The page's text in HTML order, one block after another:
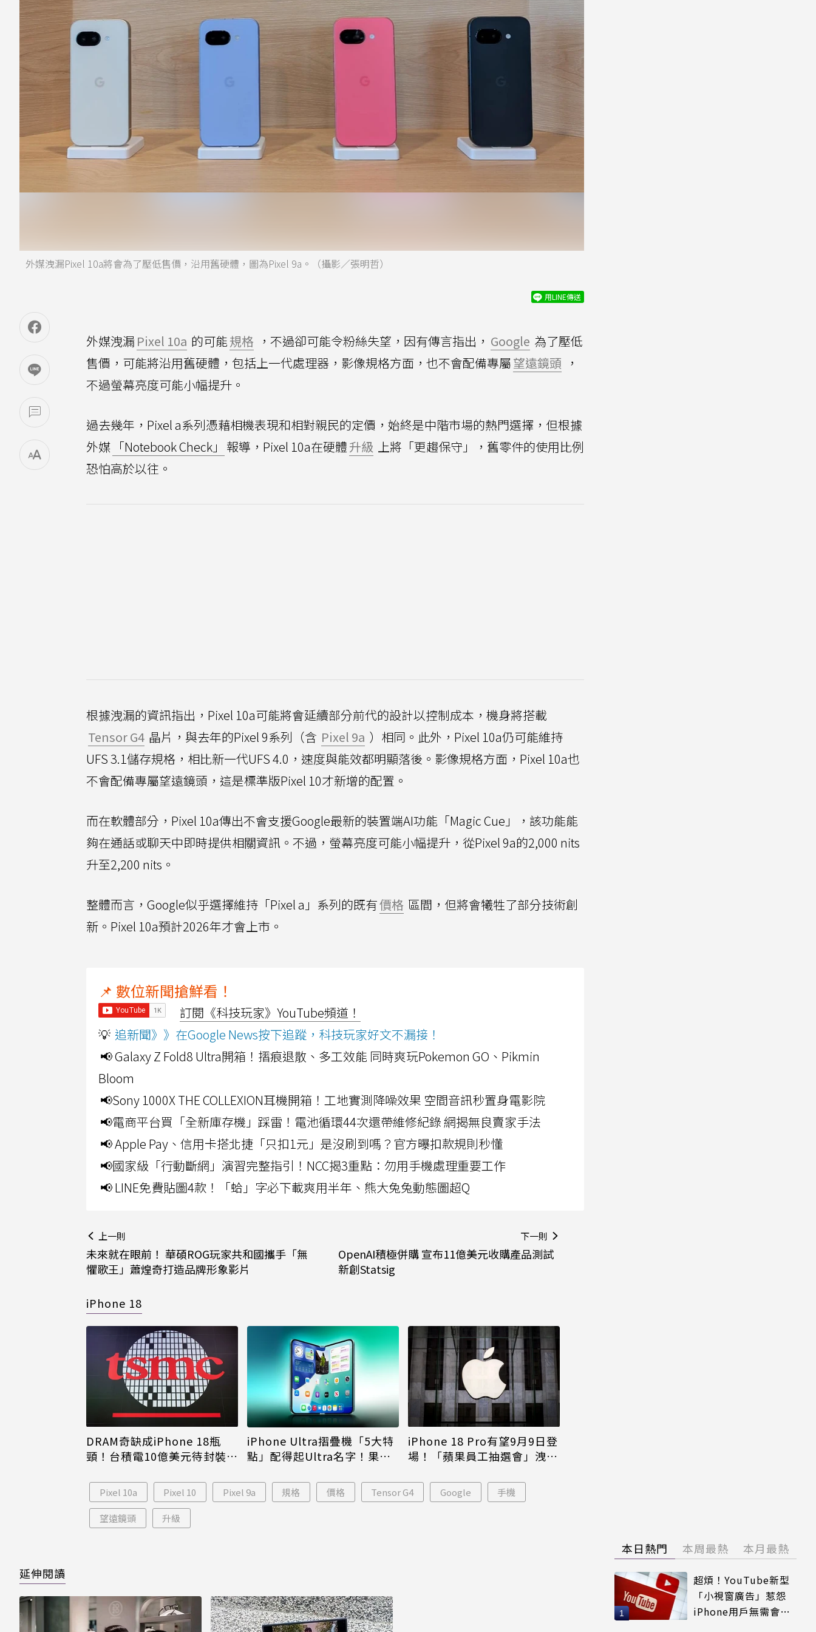
外媒洩漏Pixel 10a將會為了壓低售價，沿用舊硬體，圖為Pixel 9a。（攝影／張明哲）
用LINE傳送
外媒洩漏 Pixel 10a 的可能規格 ，不過卻可能令粉絲失望，因有傳言指出， Google 為了壓低
售價，可能將沿用舊硬體，包括上一代處理器，影像規格方面，也不會配備專屬望遠鏡頭 ，
不過螢幕亮度可能小幅提升。
過去幾年，Pixel a系列憑藉相機表現和相對親民的定價，始終是中階市場的熱門選擇，但根據
外媒 「Notebook Check」 報導，Pixel 10a在硬體升級 上將「更趨保守」，舊零件的使用比例
恐怕高於以往。
根據洩漏的資訊指出，Pixel 10a可能將會延續部分前代的設計以控制成本，機身將搭載
Tensor G4 晶片，與去年的Pixel 9系列（含 Pixel 9a ）相同。此外，Pixel 10a仍可能維持
UFS 3.1儲存規格，相比新一代UFS 4.0，速度與能效都明顯落後。影像規格方面，Pixel 10a也
不會配備專屬望遠鏡頭，這是標準版Pixel 10才新增的配置。
而在軟體部分，Pixel 10a傳出不會支援Google最新的裝置端AI功能「Magic Cue」，該功能能
夠在通話或聊天中即時提供相關資訊。不過，螢幕亮度可能小幅提升，從Pixel 9a的2,000 nits
升至2,200 nits。
整體而言，Google似乎選擇維持「Pixel a」系列的既有價格 區間，但將會犧牲了部分技術創
新。Pixel 10a預計2026年才會上市。
📌 數位新聞搶鮮看！
訂閱《科技玩家》YouTube頻道！
💡 追新聞》》在Google News按下追蹤，科技玩家好文不漏接！
📢 Galaxy Z Fold8 Ultra開箱！摺痕退散、多工效能 同時爽玩Pokemon GO、Pikmin
Bloom
📢Sony 1000X THE COLLEXION耳機開箱！工地實測降噪效果 空間音訊秒置身電影院
📢電商平台買「全新庫存機」踩雷！電池循環44次還帶維修紀錄 網揭無良賣家手法
📢 Apple Pay、信用卡搭北捷「只扣1元」是沒刷到嗎？官方曝扣款規則秒懂
📢國家級「行動斷網」演習完整指引！NCC揭3重點：勿用手機處理重要工作
📢 LINE免費貼圖4款！「蛤」字必下載爽用半年、熊大兔兔動態圖超Q
上一則
未來就在眼前！ 華碩ROG玩家共和國攜手「無
懼歌王」蕭煌奇打造品牌形象影片
下一則
OpenAI積極併購 宣布11億美元收購產品測試
新創Statsig
iPhone 18
DRAM奇缺成iPhone 18瓶
頸！台積電10億美元待封裝晶
iPhone Ultra摺疊機「5大特
點」配得起Ultra名字！果粉
iPhone 18 Pro有望9月9日登
場！「蘋果員工抽選會」洩端
Pixel 10a Pixel 10 Pixel 9a 規格 價格 Tensor G4 Google 手機
望遠鏡頭 升級
延伸閱讀
本日熱門 本周最熱 本月最熱
超煩！YouTube新型
「小視窗廣告」惹怨
iPhone用戶無需會員